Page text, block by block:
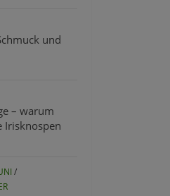
und
– warum
Irisknospen
/